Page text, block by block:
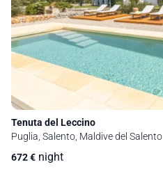
Tenuta del Leccino
Puglia, Salento, Maldive del Salento
672€ night